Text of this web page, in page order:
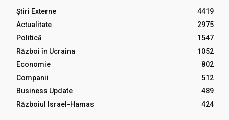
Știri Externe
4419
Actualitate
2975
Politică
1547
Război în Ucraina
1052
Economie
802
Companii
512
Business Update
489
Războiul Israel-Hamas
424